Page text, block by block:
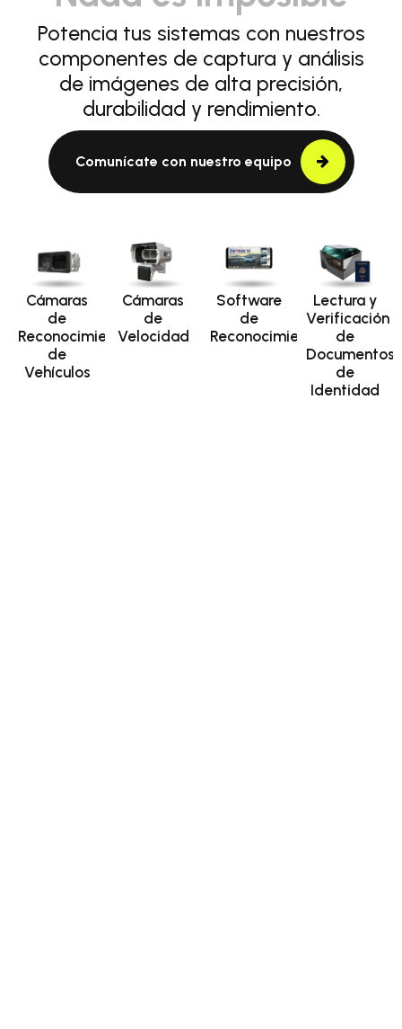
Potencia tus sistemas con nuestros
componentes de captura y análisis
de imágenes de alta precisión,
durabilidad y rendimiento.
Comunícate con nuestro equipo
Cámaras
de
Reconocimiento
de
Vehículos
Cámaras
de
Velocidad
Software
de
Reconocimiento
Lectura y
Verificación
de
Documentos
de
Identidad